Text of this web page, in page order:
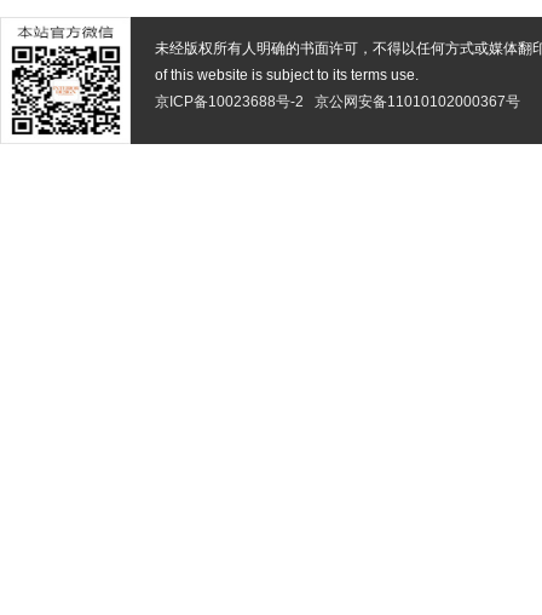
未经版权所有人明确的书面许可，不得以任何方式或媒体翻
of this website is subject to its terms use.
京ICP备10023688号-2
京公网安备11010102000367号